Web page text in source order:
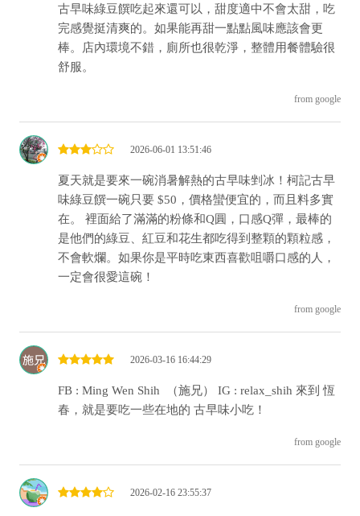
古早味綠豆饌吃起來還可以，甜度適中不會太甜，吃
完感覺挺清爽的。如果能再甜一點點風味應該會更
棒。店內環境不錯，廁所也很乾淨，整體用餐體驗很
舒服。
from google
2026-06-01 13:51:46
夏天就是要來一碗消暑解熱的古早味剉冰！柯記古早
味綠豆饌一碗只要 $50，價格蠻便宜的，而且料多實
在。 裡面給了滿滿的粉條和Q圓，口感Q彈，最棒的
是他們的綠豆、紅豆和花生都吃得到整顆的顆粒感，
不會軟爛。如果你是平時吃東西喜歡咀嚼口感的人，
一定會很愛這碗！
from google
2026-03-16 16:44:29
FB : Ming Wen Shih ​ （施兄） IG : relax_shih 來到 恆
春，就是要吃一些在地的 古早味小吃！
from google
2026-02-16 23:55:37